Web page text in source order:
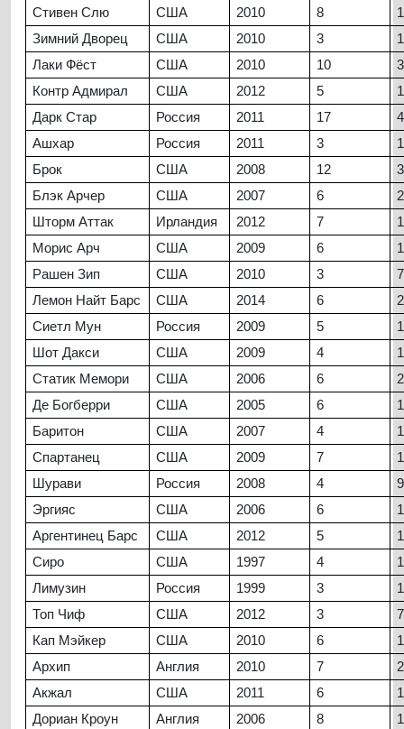
Стивен Слю
США 2010 8
Зимний Дворец
США 2010 3
Лаки Фёст
США 2010 10
Контр Адмирал
США 2012 5
Дарк Стар
Россия 2011 17
Ашхар
Россия 2011 3
Брок
США 2008 12
Блэк Арчер
США 2007 6
Шторм Аттак
Ирландия 2012 7
Морис Арч
США 2009 6
Рашен Зип
США 2010 3
7
Лемон Найт Барс
США 2014 6
Сиетл Мун
Россия 2009 5
Шот Дакси
США 2009 4
Статик Мемори
США 2006 6
Де Богберри
США 2005 6
Баритон
США 2007 4
Спартанец
США 2009 7
Шурави
Россия 2008 4
9
Эргияс
США 2006 6
Аргентинец Барс
США 2012 5
Сиро
США 1997 4
Лимузин
Россия 1999 3
Топ Чиф
США 2012 3
7
Кап Мэйкер
США 2010 6
Архип
Англия 2010 7
Акжал
США 2011 6
Дориан Кроун
Англия 2006 8